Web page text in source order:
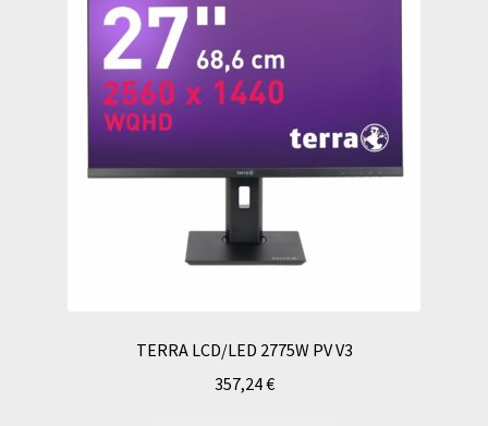
TERRA LCD/LED 2775W PV V3
357,24€